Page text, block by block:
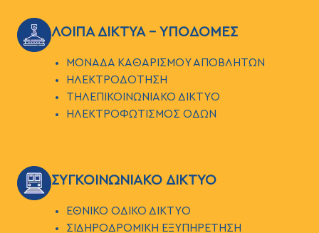
ΕΙΚΟΝΑΛΟΙΠΑ ΔΙΚΤΥΑ - ΥΠΟΔΟΜΕΣ
ΜΟΝΑΔΑ ΚΑΘΑΡΙΣΜΟΥ ΑΠΟΒΛΗΤΩΝ
ΗΛΕΚΤΡΟΔΟΤΗΣΗ
ΤΗΛΕΠΙΚΟΙΝΩΝΙΑΚΟ ΔΙΚΤΥΟ
ΗΛΕΚΤΡΟΦΩΤΙΣΜΟΣ ΟΔΩΝ
ΕΙΚΟΝΑΣΥΓΚΟΙΝΩΝΙΑΚΟ ΔΙΚΤΥΟ
ΕΘΝΙΚΟ ΟΔΙΚΟ ΔΙΚΤΥΟ
ΣΙΔΗΡΟΔΡΟΜΙΚΗ ΕΞΥΠΗΡΕΤΗΣΗ